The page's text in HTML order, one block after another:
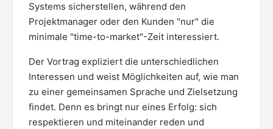
Systems sicherstellen, während den
Projektmanager oder den Kunden "nur" die
minimale "time-to-market"-Zeit interessiert.
Der Vortrag expliziert die unterschiedlichen
Interessen und weist Möglichkeiten auf, wie man
zu einer gemeinsamen Sprache und Zielsetzung
findet. Denn es bringt nur eines Erfolg: sich
respektieren und miteinander reden und